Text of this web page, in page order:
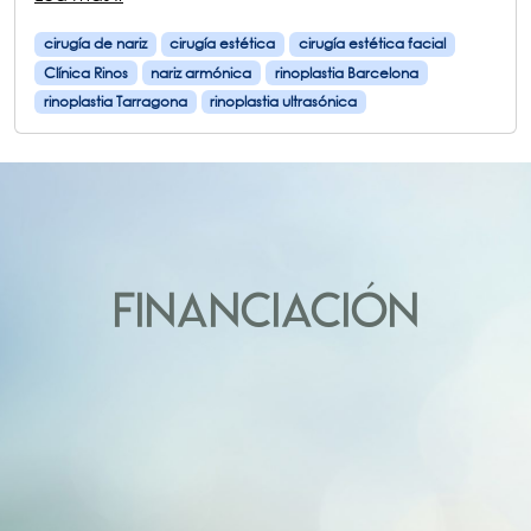
cirugía de nariz cirugía estética
cirugía estética facial
Clínica Rinos
nariz armónica
rinoplastia Barcelona
rinoplastia Tarragona
rinoplastia ultrasónica
FINANCIACIÓN